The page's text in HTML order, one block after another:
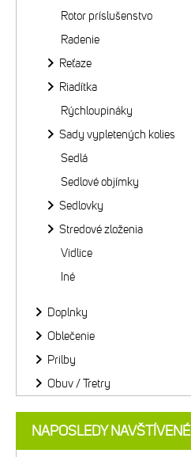
Rotor príslušenstvo
Radenie
Reťaze
Riadítka
Rýchloupináky
Sady vypletených kolies
Sedlá
Sedlové objímky
Sedlovky
Stredové zloženia
Vidlice
Iné
Doplnky
Oblečenie
Prilby
Obuv / Tretry
NAPOSLEDY NAVŠTÍVENÉ